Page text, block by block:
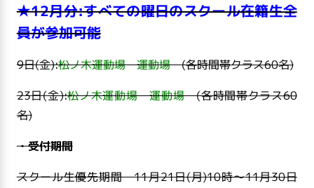
★12月分:すべての曜日のスクール在籍生全
員が参加可能
9日(金):松ノ木運動場 運動場(各時間帯クラス60名)
23日(金):松ノ木運動場 運動場(各時間帯クラス60
名)
・受付期間
スクール生優先期間 11月21日(月)10時～11月30日